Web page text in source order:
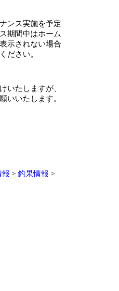
ンス実施を予定
期間中はホーム
示されない場合
ださい。
いたしますが、
いいたします。
> 釣果情報 >